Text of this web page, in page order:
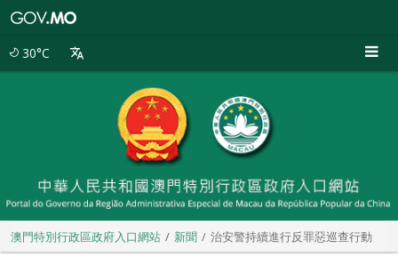
30°C
澳門特別行政區政府入口網站 新聞 治安警持續進行反罪惡巡查行動